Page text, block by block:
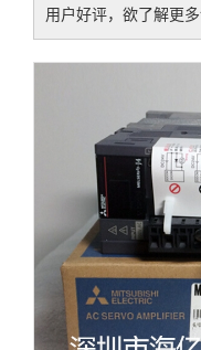
用户好评，欲了解更